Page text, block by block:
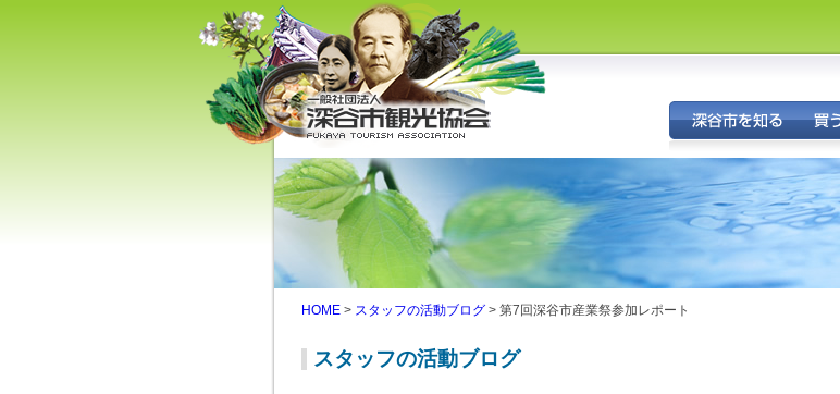
（旧深谷市・岡部町・花園町・
川本町）の観光情報
HOME > スタッフの活動ブログ > 第7回深谷市産業祭参加レポート
スタッフの活動ブログ